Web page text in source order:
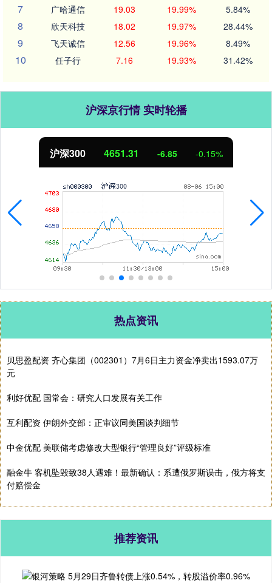
7 广哈通信 19.03 19.99% 5.84%
8 欣天科技 18.02 19.97% 28.44%
9 飞天诚信 12.56 19.96% 8.49%
10 任子行 7.16 19.93% 31.42%
沪深京行情 实时轮播
沪深300 4651.31 -6.85 -0.15%
热点资讯
贝思盈配资 齐心集团（002301）7月6日主力资金净卖出1593.07万
元
利好优配 国常会：研究人口发展有关工作
互利配资 伊朗外交部：正审议同美国谈判细节
中金优配 美联储考虑修改大型银行“管理良好”评级标准
融金牛 客机坠毁致38人遇难！最新确认：系遭俄罗斯误击，俄方将支
付赔偿金
推荐资讯